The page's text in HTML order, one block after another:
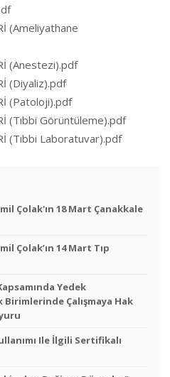
(Ameliyathane
(Anestezi).pdf
(Diyaliz).pdf
(Patoloji).pdf
(Tıbbi Görüntüleme).pdf
(Tıbbi Laboratuvar).pdf
Çolak'ın 18 Mart Çanakkale
Çolak’ın 14 Mart Tıp
Yedek
Çalışmaya Hak
Ile İlgili Sertifikalı